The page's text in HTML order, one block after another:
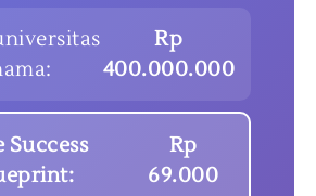
Rp
400.000.000
Success
Rp
69.000